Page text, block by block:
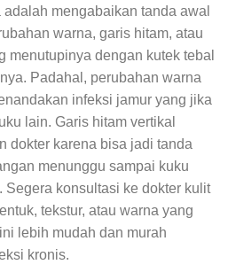
mengabaikan tanda awal
warna, garis hitam, atau
menutupinya dengan kutek tebal
Padahal, perubahan warna
infeksi jamur yang jika
lain. Garis hitam vertikal
dokter karena bisa jadi tanda
menunggu sampai kuku
Segera konsultasi ke dokter kulit
tekstur, atau warna yang
lebih mudah dan murah
kronis.